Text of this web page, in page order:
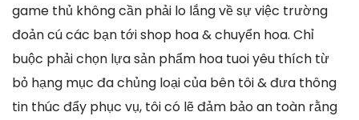
game thủ không cần phải lo lắng về sự việc trường
đoản cú các bạn tới shop hoa & chuyển hoa. Chỉ
buộc phải chọn lựa sản phẩm hoa tuoi yêu thích từ
bỏ hạng mục đa chủng loại của bên tôi & đưa thông
tin thúc đẩy phục vụ, tôi có lẽ đảm bảo an toàn rằng